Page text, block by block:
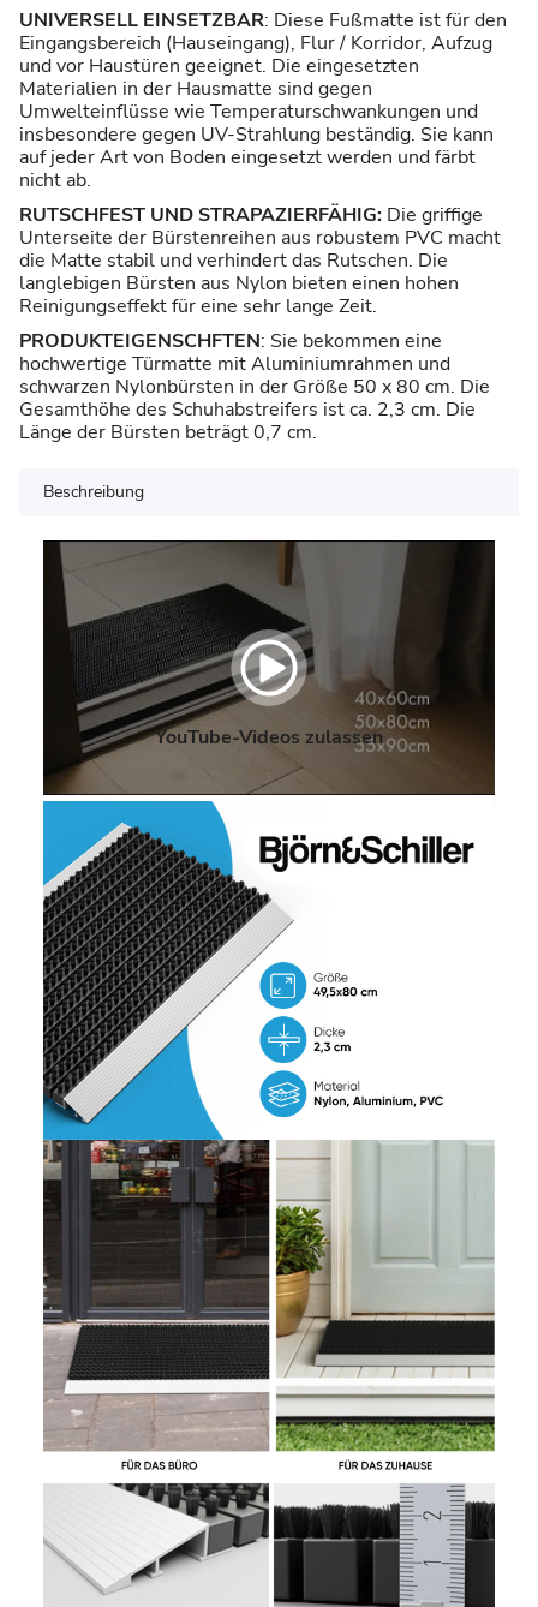
UNIVERSELL EINSETZBAR: Diese Fußmatte ist für den
Eingangsbereich (Hauseingang), Flur / Korridor, Aufzug
und vor Haustüren geeignet. Die eingesetzten
Materialien in der Hausmatte sind gegen
Umwelteinflüsse wie Temperaturschwankungen und
insbesondere gegen UV-Strahlung beständig. Sie kann
auf jeder Art von Boden eingesetzt werden und färbt
nicht ab.
RUTSCHFEST UND STRAPAZIERFÄHIG: Die griffige
Unterseite der Bürstenreihen aus robustem PVC macht
die Matte stabil und verhindert das Rutschen. Die
langlebigen Bürsten aus Nylon bieten einen hohen
Reinigungseffekt für eine sehr lange Zeit.
PRODUKTEIGENSCHFTEN: Sie bekommen eine
hochwertige Türmatte mit Aluminiumrahmen und
schwarzen Nylonbürsten in der Größe 50 x 80 cm. Die
Gesamthöhe des Schuhabstreifers ist ca. 2,3 cm. Die
Länge der Bürsten beträgt 0,7 cm.
Beschreibung
YouTube-Videos zulassen